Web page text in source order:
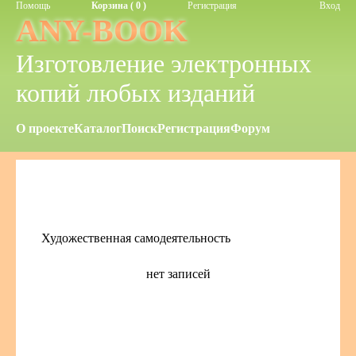
Помощь Корзина ( 0 ) Регистрация Вход
ANY-BOOK
Изготовление электронных
копий любых изданий
О проектеКаталогПоискРегистрацияФорум
Художественная самодеятельность
нет записей